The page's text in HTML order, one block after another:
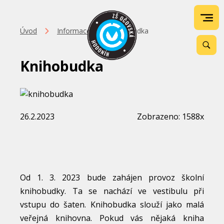
Úvod Informace Knihobudka
Knihobudka
26.2.2023 Zobrazeno: 1588x
Od 1. 3. 2023 bude zahájen provoz školní
knihobudky. Ta se nachází ve vestibulu při
vstupu do šaten. Knihobudka slouží jako malá
veřejná knihovna. Pokud vás nějaká kniha